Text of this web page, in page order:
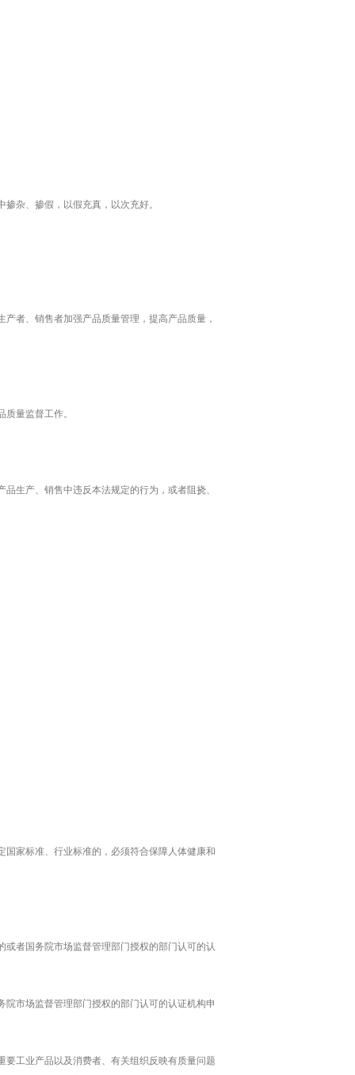
杂、掺假，以假充真，以次充好。
者、销售者加强产品质量管理，提高产品质量，
量监督工作。
生产、销售中违反本法规定的行为，或者阻挠、
家标准、行业标准的，必须符合保障人体健康和
者国务院市场监督管理部门授权的部门认可的认
市场监督管理部门授权的部门认可的认证机构申
工业产品以及消费者、有关组织反映有质量问题